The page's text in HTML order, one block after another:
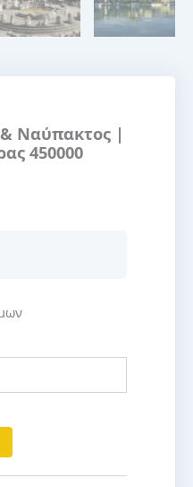
& Ναύπακτος |
450000